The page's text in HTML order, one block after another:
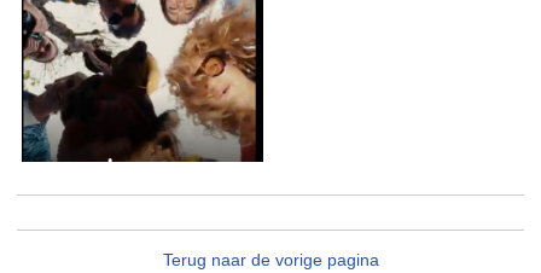
Terug naar de vorige pagina